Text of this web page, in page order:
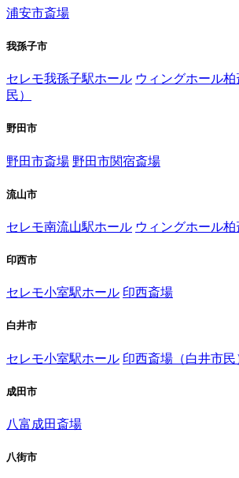
浦安市斎場
我孫子市
セレモ我孫子駅ホール ウィングホール
民）
野田市
野田市斎場 野田市関宿斎場
流山市
セレモ南流山駅ホール ウィングホール柏
印西市
セレモ小室駅ホール 印西斎場
白井市
セレモ小室駅ホール 印西斎場（白井市民
成田市
八富成田斎場
八街市